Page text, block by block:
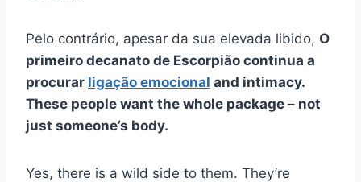
Pelo contrário, apesar da sua elevada libido, O
primeiro decanato de Escorpião continua a
procurar ligação emocional and intimacy.
These people want the whole package – not
just someone’s body.
Yes, there is a wild side to them. They’re